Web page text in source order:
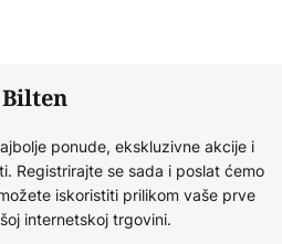
Bilten
ponude, ekskluzivne akcije i
Registrirajte se sada i poslat ćemo
iskoristiti prilikom vaše prve
internetskoj trgovini.